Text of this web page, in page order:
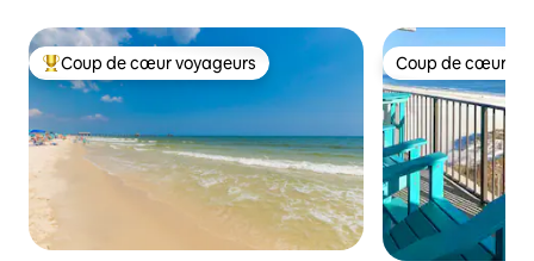
Coups de cœur voyageurs les plus appréciés
Coup de cœur voyageurs Coup de cœur
Coup de cœur